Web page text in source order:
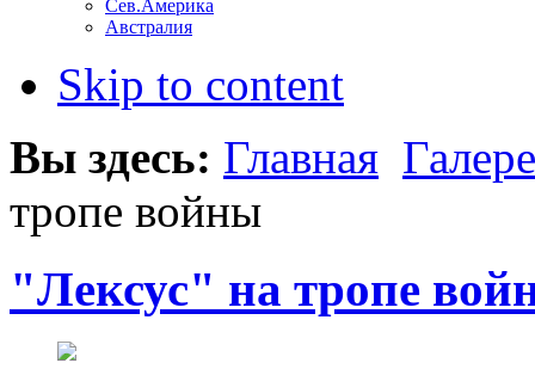
Сев.Америка
Австралия
Skip to content
Вы здесь: Главная
тропе войны
"Лексус" на тропе